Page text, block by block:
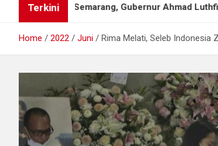
Terkini
Semarang, Gubernur Ahmad Luthfi: Serukan
Home 2022 Juni Rima Melati, Seleb Indonesia